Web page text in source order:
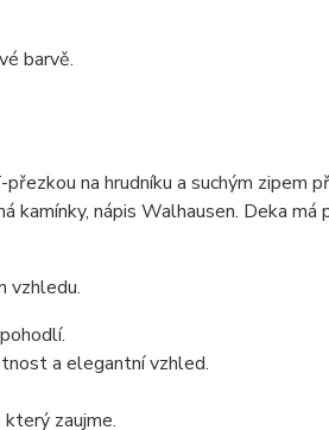
barvě.
přezkou na hrudníku a suchým zipem
nápis Walhausen. Deka má
vzhledu.
a elegantní vzhled.
zaujme.